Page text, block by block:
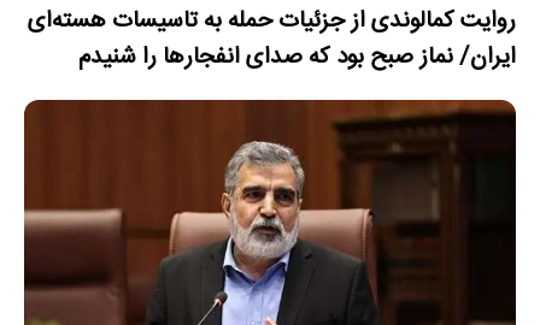
روایت کمالوندی از جزئیات حمله به تاسیسات هسته‌ای
ایران/ نماز صبح بود که صدای انفجارها را شنیدم